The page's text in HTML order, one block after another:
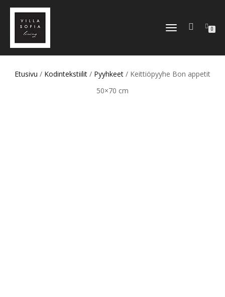
TOGGLE
0
Etusivu / Kodintekstiilit / Pyyhkeet / Keittiöpyyhe Bon appetit
50×70 cm